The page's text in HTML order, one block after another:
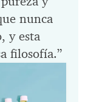
nunca
y esta
filosofía.”